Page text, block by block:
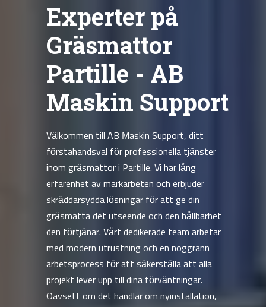
Experter på
Gräsmattor
Partille - AB
Maskin Support
Välkommen till AB Maskin Support, ditt
förstahandsval för professionella tjänster
inom gräsmattor i Partille. Vi har lång
erfarenhet av markarbeten och erbjuder
skräddarsydda lösningar för att ge din
gräsmatta det utseende och den hållbarhet
den förtjänar. Vårt dedikerade team arbetar
med modern utrustning och en noggrann
arbetsprocess för att säkerställa att alla
projekt lever upp till dina förväntningar.
Oavsett om det handlar om nyinstallation,